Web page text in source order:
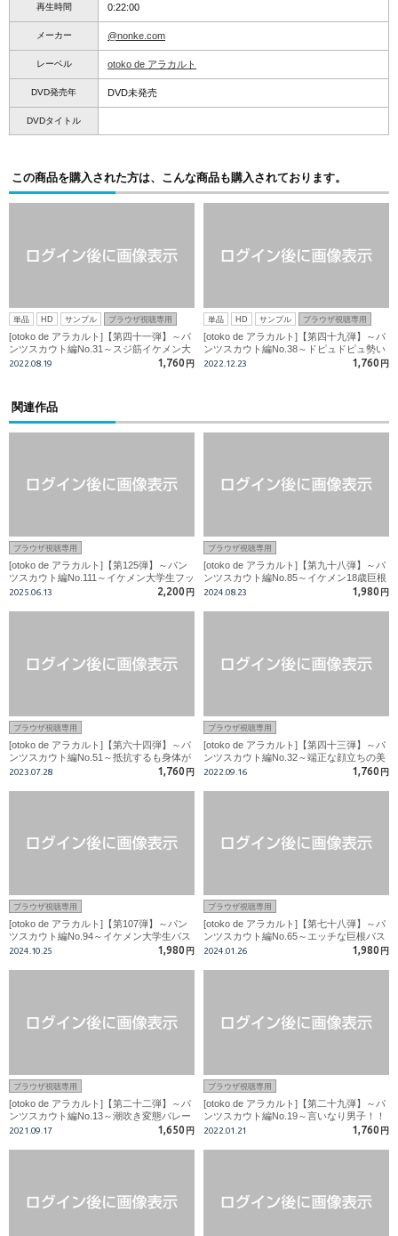
再生時間 0:22:00
メーカー @nonke.com
レーベル otoko de アラカルト
DVD発売年 DVD未発売
DVDタイトル
この商品を購入された方は、こんな商品も購入されております。
単品 HD サンプル ブラウザ視聴専用
[otoko de アラカルト]【第四十一弾】～パ
ンツスカウト編No.31～スジ筋イケメン大
学生!!乳首を触られるだけで勃起!!
2022.08.19 1,760 円
単品 HD サンプル ブラウザ視聴専用
[otoko de アラカルト]【第四十九弾】～パ
ンツスカウト編No.38～ドピュドピュ勢い
余ってセルフ顔射!!サッカー部所属イケメ
2022.12.23 1,760 円
関連作品
ブラウザ視聴専用
[otoko de アラカルト]【第125弾】～パン
ツスカウト編No.111～イケメン大学生フッ
トサル部員！カメラマンの何も言わずに生
2025.06.13 2,200 円
ブラウザ視聴専用
[otoko de アラカルト]【第九十八弾】～パ
ンツスカウト編No.85～イケメン18歳巨根
サッカー部員!カメラマンのチンポを強引
2024.08.23 1,980 円
ブラウザ視聴専用
[otoko de アラカルト]【第六十四弾】～パ
ンツスカウト編No.51～抵抗するも身体が
ビクビク感じちゃう?腰を突き上げエロ発
2023.07.28 1,760 円
ブラウザ視聴専用
[otoko de アラカルト]【第四十三弾】～パ
ンツスカウト編No.32～端正な顔立ちの美
男子が弄ばれて変態ホモカメラマンの餌食
2022.09.16 1,760 円
ブラウザ視聴専用
[otoko de アラカルト]【第107弾】～パン
ツスカウト編No.94～イケメン大学生バス
ケ部員!男相手に嫌がるも19才の巨根はビ
2024.10.25 1,980 円
ブラウザ視聴専用
[otoko de アラカルト]【第七十八弾】～パ
ンツスカウト編No.65～エッチな巨根バス
ケ部員!イケメン19歳!!オナニーは四つん這
2024.01.26 1,980 円
ブラウザ視聴専用
[otoko de アラカルト]【第二十二弾】～パ
ンツスカウト編No.13～潮吹き変態バレー
部員！！自らスタッフのチ〇コにしゃぶり
2021.09.17 1,650 円
ブラウザ視聴専用
[otoko de アラカルト]【第二十九弾】～パ
ンツスカウト編No.19～言いなり男子！！
サッカークラブ所属のスジ筋イケメンがチ
2022.01.21 1,760 円